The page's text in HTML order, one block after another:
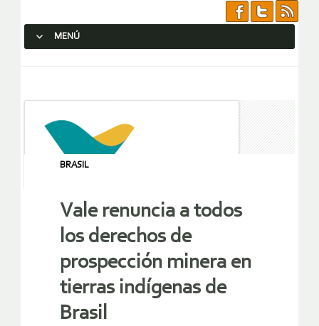
MENÚ
BRASIL
Vale renuncia a todos
los derechos de
prospección minera en
tierras indígenas de
Brasil